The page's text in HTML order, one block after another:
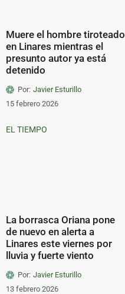
Muere el hombre tiroteado
en Linares mientras el
presunto autor ya está
detenido
Por: Javier Esturillo
15 febrero 2026
EL TIEMPO
La borrasca Oriana pone
de nuevo en alerta a
Linares este viernes por
lluvia y fuerte viento
Por: Javier Esturillo
13 febrero 2026